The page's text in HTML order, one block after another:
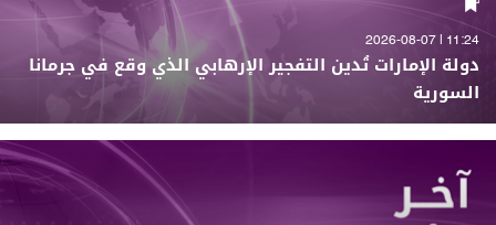
11:24 | 2026-08-07
دولة الإمارات تُدين التفجير الإرهابي الذي وقع في جرمانا
السورية